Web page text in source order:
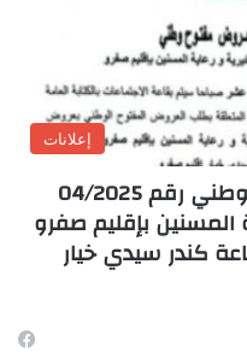
إعلانات
إعلان عن طلب عروض مفتوح وطني رقم 04/2025
المسنين بإقليم صفرو
كندر سيدي خيار